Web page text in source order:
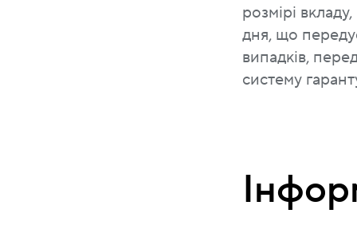
розмірі
дня, що
випадків,
систему